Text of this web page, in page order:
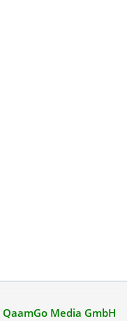
QaamGo Media GmbH